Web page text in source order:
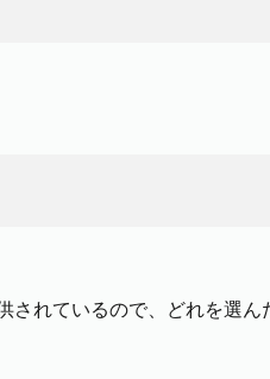
れているので、どれを選ん